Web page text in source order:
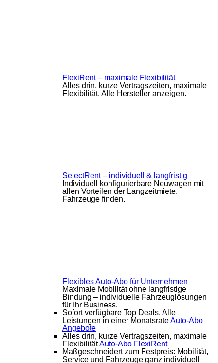
FlexiRent – maximale Flexibilität
Alles drin, kurze Vertragszeiten, maximale
Flexibilität. Alle Hersteller anzeigen.
SelectRent – individuell & langfristig
Individuell konfigurierbare Neuwagen mit
allen Vorteilen der Langzeitmiete.
Fahrzeuge finden.
Flexibles Auto-Abo für Unternehmen
Maximale Mobilität ohne langfristige
Bindung – individuelle Fahrzeuglösungen
für Ihr Business.
Sofort verfügbare Top Deals. Alle
Leistungen in einer MonatsrateAuto-Abo
Angebote
Alles drin, kurze Vertragszeiten, maximale
FlexibilitätAuto-Abo FlexiRent
Maßgeschneidert zum Festpreis: Mobilität,
Service und Fahrzeuge ganz individuell